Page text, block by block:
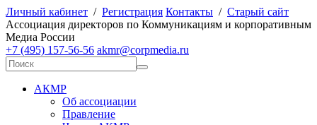
Личный кабинет / Регистрация Контакты / Старый сайт
Ассоциация директоров по Коммуникациям и корпоративным
Медиа России
+7 (495) 157-56-56 akmr@corpmedia.ru
АКМР
Об ассоциации
Правление